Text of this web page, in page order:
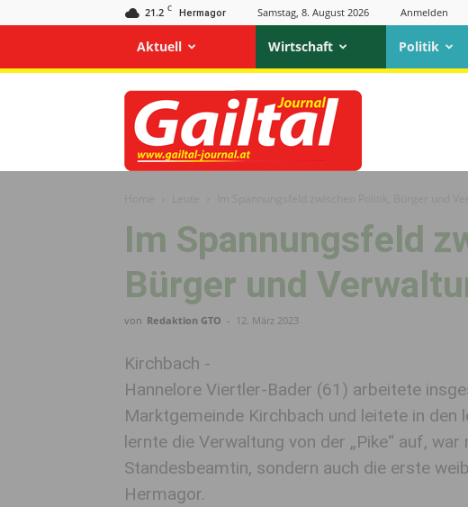
21.2 C Hermagor Samstag, 8. August 2026 Anmelden
Aktuell Wirtschaft Politik
Gailtal
Journal
Im Spannungsfeld
Bürger und
von Redaktion GTO - 12. März 2023
Kirchbach -
Hannelore Viertler-Bader (61) arbeitete
Marktgemeinde Kirchbach und leitete in
lernte die Verwaltung von der „Pike“ auf,
Standesbeamtin, sondern auch die erste
Hermagor.